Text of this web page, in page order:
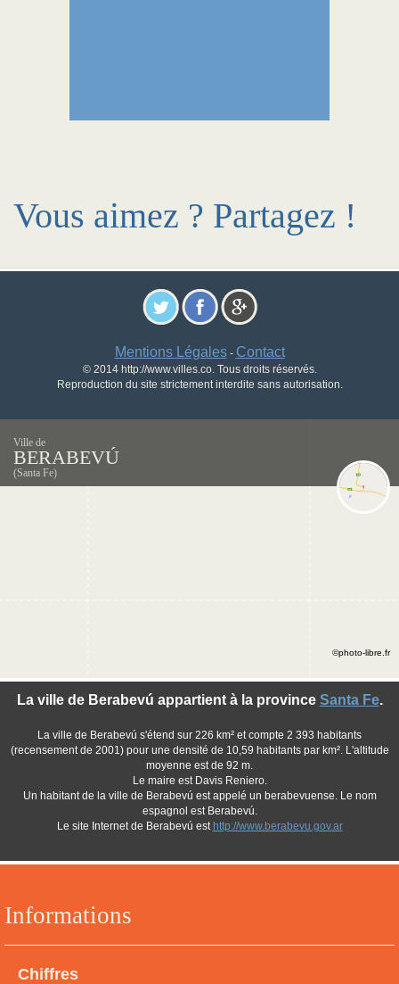
Vous aimez ? Partagez !
Mentions Légales- Contact
© 2014 http://www.villes.co. Tous droits réservés.
Reproduction du site strictement interdite sans autorisation.
Ville de
BERABEVÚ
(Santa Fe)
Informations
Chiffres
La ville de Berabevú appartient à la province Santa Fe.
La ville de Berabevú s'étend sur 226 km² et compte 2 393 habitants
(recensement de 2001) pour une densité de 10,59 habitants par km². L'altitude
moyenne est de 92 m.
Le maire est Davis Reniero.
Un habitant de la ville de Berabevú est appelé un berabevuense. Le nom
espagnol est Berabevú.
Le site Internet de Berabevú est http://www.berabevu.gov.ar
©photo-libre.fr